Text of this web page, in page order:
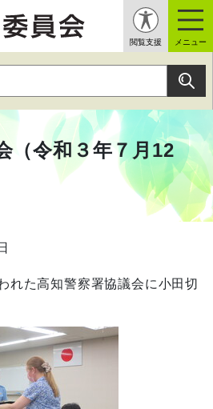
閲覧支援 メニュー
（令和３年７月12
れた高知警察署協議会に小田切